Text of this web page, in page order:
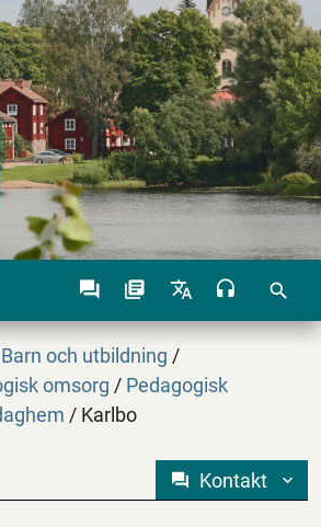
search
Barn och utbildning /
omsorg / Pedagogisk
/ Karlbo
Kontakt